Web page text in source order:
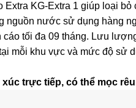
KG-Extra 1 giúp loại
nguồn nước sử dụng hàng
tối đa 09 tháng. Lưu
mỗi khu vực và mức độ sử
trực tiếp, có thể mọc